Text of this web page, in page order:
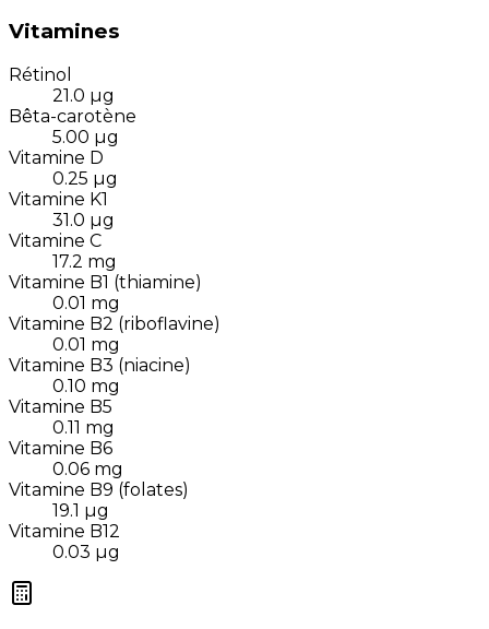
Vitamines
Rétinol
21.0 µg
Bêta-carotène
5.00 µg
Vitamine D
0.25 µg
Vitamine K1
31.0 µg
Vitamine C
17.2 mg
Vitamine B1 (thiamine)
0.01 mg
Vitamine B2 (riboflavine)
0.01 mg
Vitamine B3 (niacine)
0.10 mg
Vitamine B5
0.11 mg
Vitamine B6
0.06 mg
Vitamine B9 (folates)
19.1 µg
Vitamine B12
0.03 µg